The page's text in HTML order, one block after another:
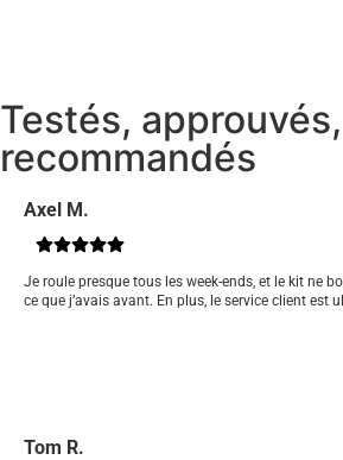
Testés, approuvés,
recommandés
Axel M.
Je roule presque tous les week-ends, et le kit ne
ce que j’avais avant. En plus, le service client est
Tom R.